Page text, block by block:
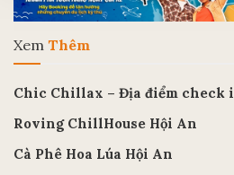
Xem Thêm
Chic Chillax – Địa điểm check
Roving ChillHouse Hội An
Cà Phê Hoa Lúa Hội An